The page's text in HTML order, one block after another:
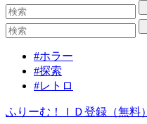
#ホラー
#探索
#レトロ
ふりーむ！ＩＤ登録（無料）